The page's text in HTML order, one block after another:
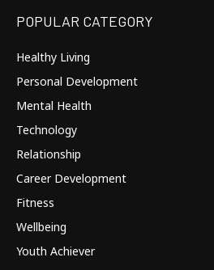
POPULAR CATEGORY
Healthy Living
Personal Development
Mental Health
Technology
Relationship
Career Development
Fitness
Wellbeing
Youth Achiever